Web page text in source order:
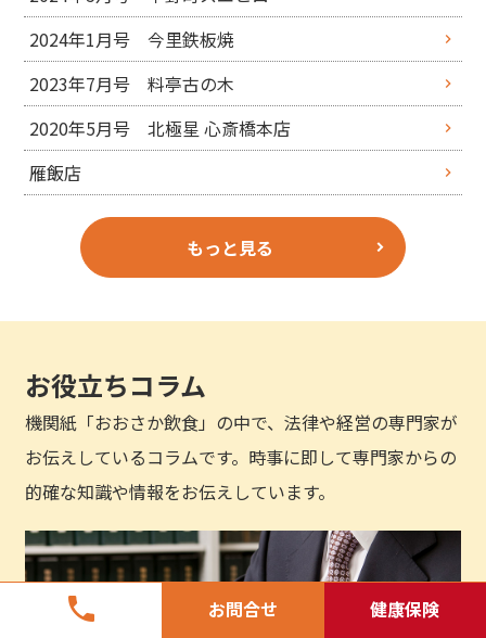
phone お問合せ 健康保険
2024年1月号 今里鉄板焼
2023年7月号 料亭古の木
2020年5月号 北極星 心斎橋本店
雁飯店
もっと見る
お役立ちコラム
機関紙「おおさか飲食」の中で、法律や経営の専門家が
お伝えしているコラムです。時事に即して専門家からの
的確な知識や情報をお伝えしています。